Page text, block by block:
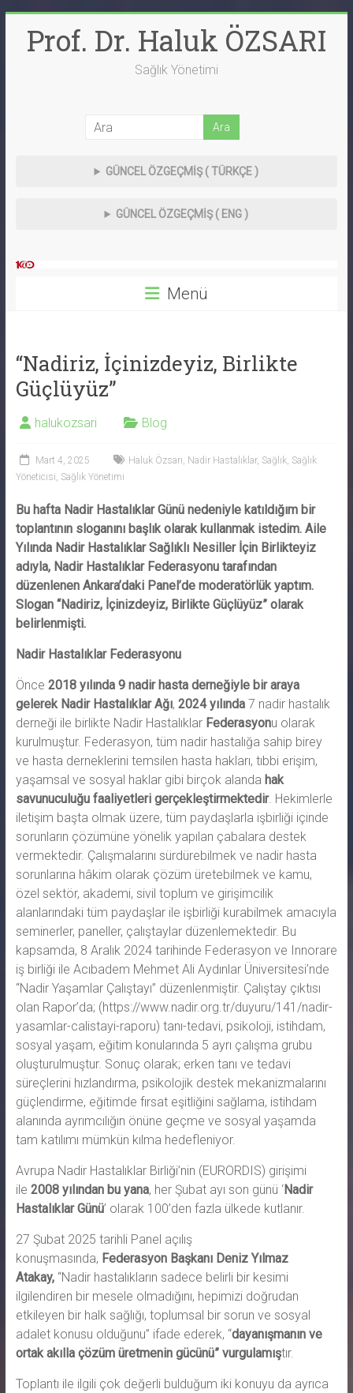
content
Prof. Dr. Haluk ÖZSARI
Sağlık Yönetimi
GÜNCEL ÖZGEÇMİŞ ( TÜRKÇE )
GÜNCEL ÖZGEÇMİŞ ( ENG )
Menü
“Nadiriz, İçinizdeyiz, Birlikte
Güçlüyüz”
halukozsari Blog
Mart 4, 2025 Haluk Özsarı, Nadir Hastalıklar, Sağlık, Sağlık
Yöneticisi, Sağlık Yönetimi
Bu hafta Nadir Hastalıklar Günü nedeniyle katıldığım bir
toplantının sloganını başlık olarak kullanmak istedim. Aile
Yılında Nadir Hastalıklar Sağlıklı Nesiller İçin Birlikteyiz
adıyla, Nadir Hastalıklar Federasyonu tarafından
düzenlenen Ankara’daki Panel’de moderatörlük yaptım.
Slogan “Nadiriz, İçinizdeyiz, Birlikte Güçlüyüz” olarak
belirlenmişti.
Nadir Hastalıklar Federasyonu
Önce 2018 yılında 9 nadir hasta derneğiyle bir araya
gelerek Nadir Hastalıklar Ağı, 2024 yılında7 nadir hastalık
derneği ile birlikte Nadir Hastalıklar Federasyonu olarak
kurulmuştur. Federasyon, tüm nadir hastalığa sahip birey
ve hasta derneklerini temsilen hasta hakları, tıbbi erişim,
yaşamsal ve sosyal haklar gibi birçok alanda hak
savunuculuğu faaliyetleri gerçekleştirmektedir. Hekimlerle
iletişim başta olmak üzere, tüm paydaşlarla işbirliği içinde
sorunların çözümüne yönelik yapılan çabalara destek
vermektedir. Çalışmalarını sürdürebilmek ve nadir hasta
sorunlarına hâkim olarak çözüm üretebilmek ve kamu,
özel sektör, akademi, sivil toplum ve girişimcilik
alanlarındaki tüm paydaşlar ile işbirliği kurabilmek amacıyla
seminerler, paneller, çalıştaylar düzenlemektedir. Bu
kapsamda, 8 Aralık 2024 tarihinde Federasyon ve Innorare
iş birliği ile Acıbadem Mehmet Ali Aydınlar Üniversitesi’nde
“Nadir Yaşamlar Çalıştayı” düzenlenmiştir. Çalıştay çıktısı
olan Rapor’da; (https://www.nadir.org.tr/duyuru/141/nadir-
yasamlar-calistayi-raporu) tanı-tedavi, psikoloji, istihdam,
sosyal yaşam, eğitim konularında 5 ayrı çalışma grubu
oluşturulmuştur. Sonuç olarak; erken tanı ve tedavi
süreçlerini hızlandırma, psikolojik destek mekanizmalarını
güçlendirme, eğitimde fırsat eşitliğini sağlama, istihdam
alanında ayrımcılığın önüne geçme ve sosyal yaşamda
tam katılımı mümkün kılma hedefleniyor.
Avrupa Nadir Hastalıklar Birliği’nin (EURORDIS) girişimi
ile 2008 yılından bu yana, her Şubat ayı son günü ‘Nadir
Hastalıklar Günü’ olarak 100’den fazla ülkede kutlanır.
27 Şubat 2025 tarihli Panel açılış
konuşmasında, Federasyon Başkanı Deniz Yılmaz
Atakay, “Nadir hastalıkların sadece belirli bir kesimi
ilgilendiren bir mesele olmadığını, hepimizi doğrudan
etkileyen bir halk sağlığı, toplumsal bir sorun ve sosyal
adalet konusu olduğunu” ifade ederek, “dayanışmanın ve
ortak akılla çözüm üretmenin gücünü” vurgulamıştır.
Toplantı ile ilgili çok değerli bulduğum iki konuyu da ayrıca